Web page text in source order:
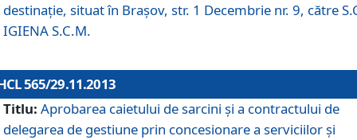
destinaţie, situat în Braşov, str. 1 Decembrie nr. 9, către
IGIENA S.C.M.
565/29.11.2013
Titlu: Aprobarea caietului de sarcini şi a contractului de
delegarea de gestiune prin concesionare a serviciilor şi